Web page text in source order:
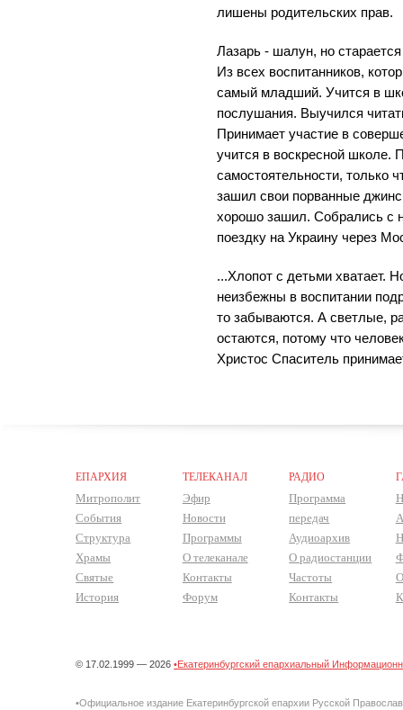
лишены родительских прав.
Лазарь - шалун, но
Из всех воспитанников,
самый младший. Учится в
послушания. Выучился
Принимает участие в
учится в воскресной школе.
самостоятельности, только
зашил свои порванные
хорошо зашил. Собрались с
поездку на Украину через
...Хлопот с детьми хватает.
неизбежны в воспитании
то забываются. А светлые,
остаются, потому что
Христос Спаситель
ЕПАРХИЯ
Митрополит
События
Структура
Храмы
Святые
История
ТЕЛЕКАНАЛ
Эфир
Новости
Программы
О телеканале
Контакты
Форум
РАДИО
Программа
передач
Аудиоархив
О радиостанции
Частоты
Контакты
© 17.02.1999 — 2026•Екатеринбургский епархиальный
•Официальное издание Екатеринбургской епархии Русской